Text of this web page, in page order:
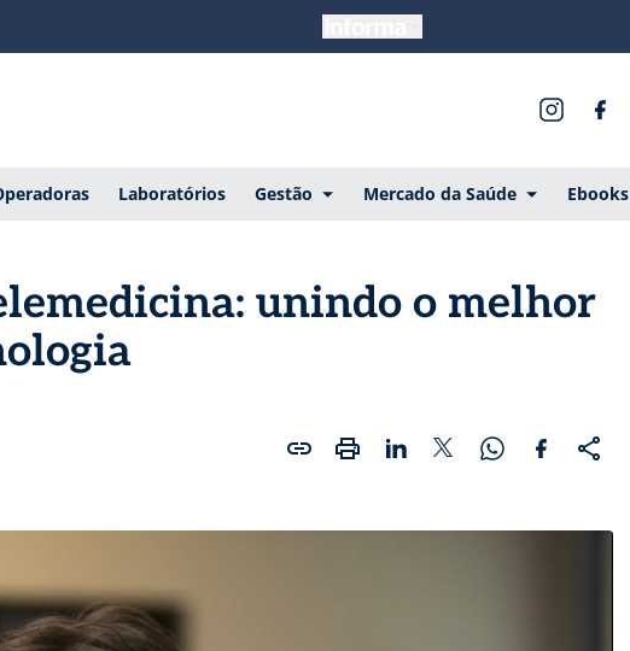
Laboratórios Gestão Mercado da Saúde Ebooks
unindo o melhor